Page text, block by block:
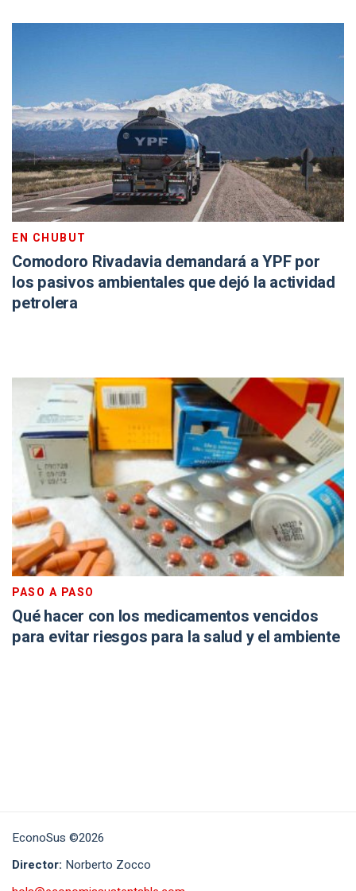
EN CHUBUT
Comodoro Rivadavia demandará a YPF por
los pasivos ambientales que dejó la actividad
petrolera
PASO A PASO
Qué hacer con los medicamentos vencidos
para evitar riesgos para la salud y el ambiente
EconoSus ©2026
Director: Norberto Zocco